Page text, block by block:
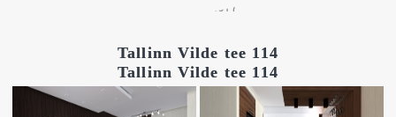
08.11.2017
Tallinn Vilde tee 114
Tallinn Vilde tee 114